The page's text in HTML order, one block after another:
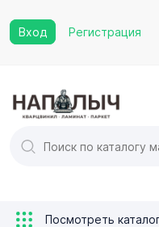
Вход Регистрация
Посмотреть